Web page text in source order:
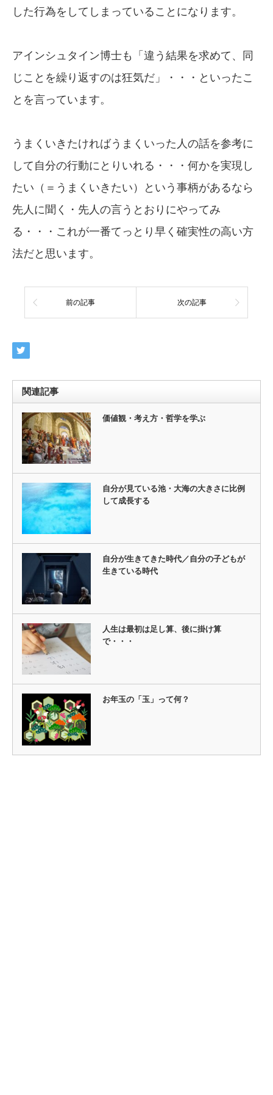
した行為をしてしまっていることになります。
アインシュタイン博士も「違う結果を求めて、同
じことを繰り返すのは狂気だ」・・・といったこ
とを言っています。
うまくいきたければうまくいった人の話を参考に
して自分の行動にとりいれる・・・何かを実現し
たい（＝うまくいきたい）という事柄があるなら
先人に聞く・先人の言うとおりにやってみ
る・・・これが一番てっとり早く確実性の高い方
法だと思います。
前の記事 次の記事
関連記事
価値観・考え方・哲学を学ぶ
自分が見ている池・大海の大きさに比例
して成長する
自分が生きてきた時代／自分の子どもが
生きている時代
人生は最初は足し算、後に掛け算
で・・・
お年玉の「玉」って何？